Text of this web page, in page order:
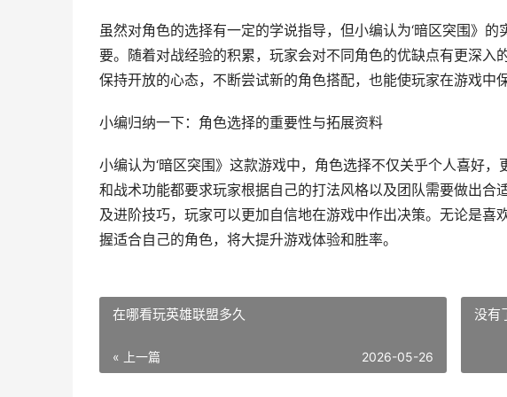
虽然对角色的选择有一定的学说指导，但小编认为‘暗区突围》
要。随着对战经验的积累，玩家会对不同角色的优缺点有更深入
保持开放的心态，不断尝试新的角色搭配，也能使玩家在游戏中
小编归纳一下：角色选择的重要性与拓展资料
小编认为‘暗区突围》这款游戏中，角色选择不仅关乎个人喜好
和战术功能都要求玩家根据自己的打法风格以及团队需要做出合
及进阶技巧，玩家可以更加自信地在游戏中作出决策。无论是喜
握适合自己的角色，将大提升游戏体验和胜率。
在哪看玩英雄联盟多久
« 上一篇 2026-05-26
没有